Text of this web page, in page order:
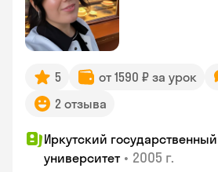
5 от 1590 ₽ за урок
2 отзыва
Иркутский государственный
университет • 2005 г.